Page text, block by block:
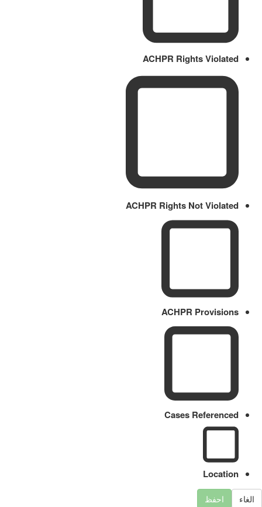
ACHPR Rights Violated
ACHPR Rights Not Violated
ACHPR Provisions
Cases Referenced
Location
الغاء احفظ